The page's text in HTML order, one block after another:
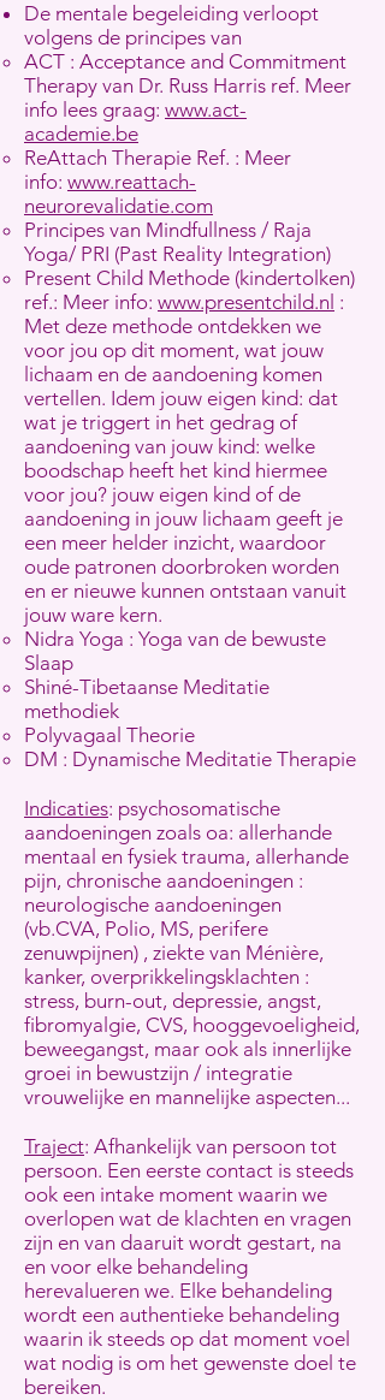
De mentale begeleiding verloopt
volgens de principes van
ACT : Acceptance and Commitment
Therapy van Dr. Russ Harris ref. Meer
info lees graag: www.act-
academie.be
ReAttach Therapie Ref. : Meer
info: www.reattach-
neurorevalidatie.com
Principes van Mindfullness / Raja
Yoga/ PRI (Past Reality Integration)
Present Child Methode (kindertolken)
ref.: Meer info: www.presentchild.nl :
Met deze methode ontdekken we
voor jou op dit moment, wat jouw
lichaam en de aandoening komen
vertellen. Idem jouw eigen kind: dat
wat je triggert in het gedrag of
aandoening van jouw kind: welke
boodschap heeft het kind hiermee
voor jou? jouw eigen kind of de
aandoening in jouw lichaam geeft je
een meer helder inzicht, waardoor
oude patronen doorbroken worden
en er nieuwe kunnen ontstaan vanuit
jouw ware kern.
Nidra Yoga : Yoga van de bewuste
Slaap
Shiné-Tibetaanse Meditatie
methodiek
Polyvagaal Theorie
DM : Dynamische Meditatie Therapie
Indicaties: psychosomatische
aandoeningen zoals oa: allerhande
mentaal en fysiek trauma, allerhande
pijn, chronische aandoeningen :
neurologische aandoeningen
(vb.CVA, Polio, MS, perifere
zenuwpijnen) , ziekte van Ménière,
kanker, overprikkelingsklachten :
stress, burn-out, depressie, angst,
fibromyalgie, CVS, hooggevoeligheid,
beweegangst, maar ook als innerlijke
groei in bewustzijn / integratie
vrouwelijke en mannelijke aspecten...
Traject: Afhankelijk van persoon tot
persoon. Een eerste contact is steeds
ook een intake moment waarin we
overlopen wat de klachten en vragen
zijn en van daaruit wordt gestart, na
en voor elke behandeling
herevalueren we. Elke behandeling
wordt een authentieke behandeling
waarin ik steeds op dat moment voel
wat nodig is om het gewenste doel te
bereiken.